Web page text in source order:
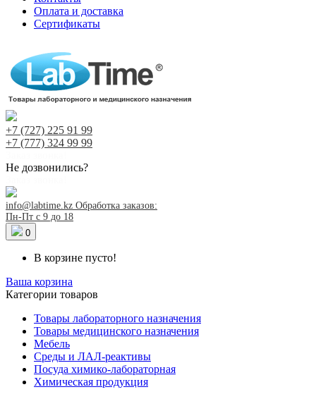
Оплата и доставка
Сертификаты
+7 (727) 225 91 99
+7 (777) 324 99 99
Не дозвонились?
info@labtime.kz Обработка заказов:
Пн-Пт с 9 до 18
0
В корзине пусто!
Ваша корзина
Категории товаров
Товары лабораторного назначения
Товары медицинского назначения
Мебель
Среды и ЛАЛ-реактивы
Посуда химико-лабораторная
Химическая продукция